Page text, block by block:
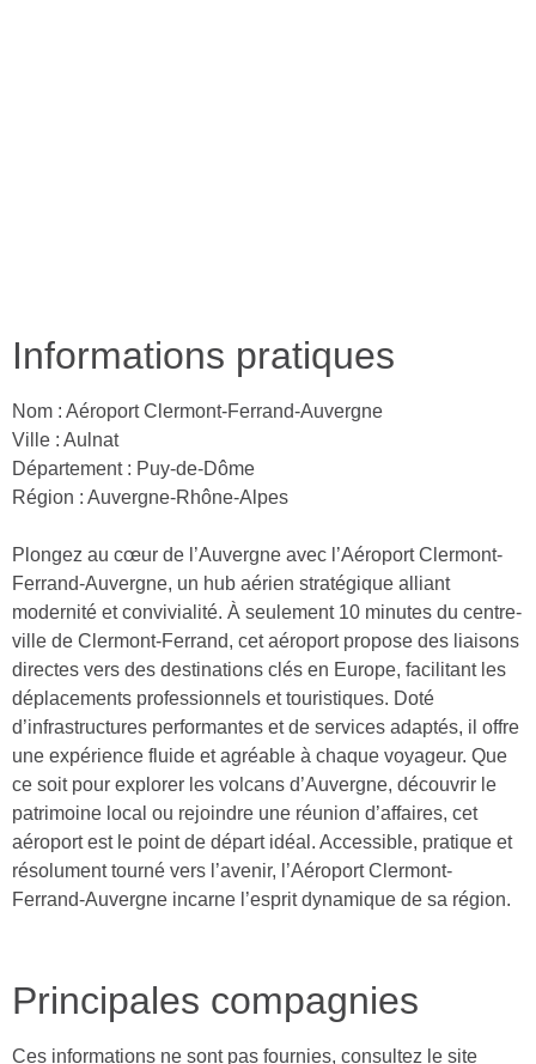
Informations pratiques
Nom : Aéroport Clermont-Ferrand-Auvergne
Ville : Aulnat
Département : Puy-de-Dôme
Région : Auvergne-Rhône-Alpes
Plongez au cœur de l’Auvergne avec l’Aéroport Clermont-
Ferrand-Auvergne, un hub aérien stratégique alliant
modernité et convivialité. À seulement 10 minutes du centre-
ville de Clermont-Ferrand, cet aéroport propose des liaisons
directes vers des destinations clés en Europe, facilitant les
déplacements professionnels et touristiques. Doté
d’infrastructures performantes et de services adaptés, il offre
une expérience fluide et agréable à chaque voyageur. Que
ce soit pour explorer les volcans d’Auvergne, découvrir le
patrimoine local ou rejoindre une réunion d’affaires, cet
aéroport est le point de départ idéal. Accessible, pratique et
résolument tourné vers l’avenir, l’Aéroport Clermont-
Ferrand-Auvergne incarne l’esprit dynamique de sa région.
Principales compagnies
Ces informations ne sont pas fournies, consultez le site